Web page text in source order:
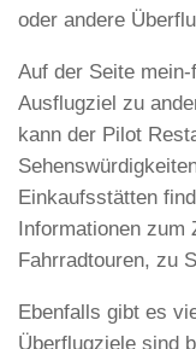
oder andere
Auf der Seite
Ausflugziel zu
kann der Pilot
Einkaufsstätten
Informationen zum
Fahrradtouren, zu
Ebenfalls gibt es
Überflugziele sind